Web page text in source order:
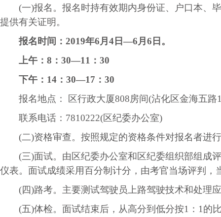
(一)报名。报名时持有效期内身份证、户口本、毕
提供有关证明。
报名时间：2019年6月4日—6月6日。
上午：8：30—11：30
下午：14：30—17：30
报名地点： 区行政大厦808房间(沾化区金海五路
联系电话：7810222(区纪委办公室)
(二)资格审查。按照规定的资格条件对报名者进
(三)面试。由区纪委办公室和区纪委组织部组成评
仪表。面试成绩采用百分制计分，由考官当场评判，
(四)路考。主要测试驾驶员上路驾驶技术和处理
(五)体检。面试结束后，从高分到低分按1：1的比